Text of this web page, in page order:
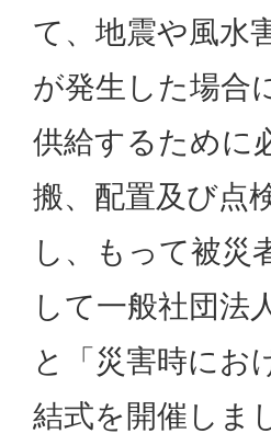
て、地震や風水
が発生した場合
供給するために
搬、配置及び点
し、もって被災
して一般社団法
と「災害時にお
結式を開催しま